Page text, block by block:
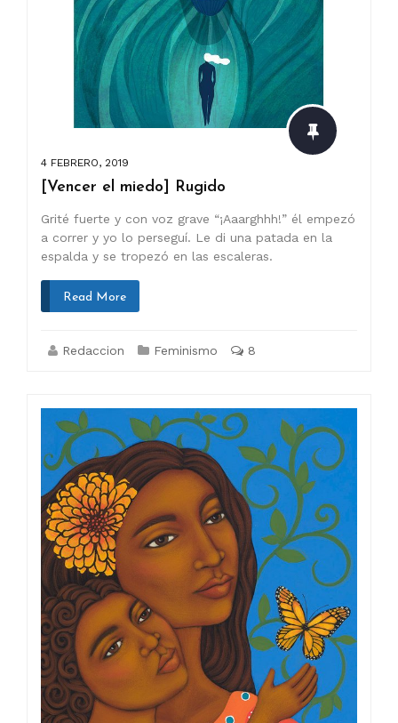
4 FEBRERO, 2019
[Vencer el miedo] Rugido
Grité fuerte y con voz grave “¡Aaarghhh!” él empezó
a correr y yo lo perseguí. Le di una patada en la
espalda y se tropezó en las escaleras.
Read More
Redaccion Feminismo 8